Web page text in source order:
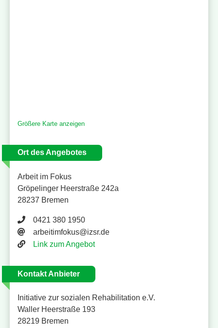
Größere Karte anzeigen
Ort des Angebotes
Arbeit im Fokus
Gröpelinger Heerstraße 242a
28237 Bremen
Telefonnummer 0421 380 1950
0421 380 1950
E-Mail Adresse
arbeitimfokus@izsr.de
Website
Link zum Angebot
Kontakt Anbieter
Initiative zur sozialen Rehabilitation e.V.
Waller Heerstraße 193
28219 Bremen